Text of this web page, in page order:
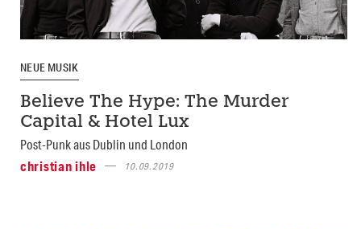
NEUE MUSIK
Believe The Hype: The Murder
Capital & Hotel Lux
Post-Punk aus Dublin und London
christian ihle
10.09.2019